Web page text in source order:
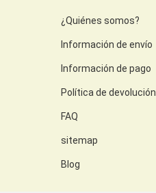
¿Quiénes somos?
Información de envío
Información de pago
Política de devolución
FAQ
sitemap
Blog